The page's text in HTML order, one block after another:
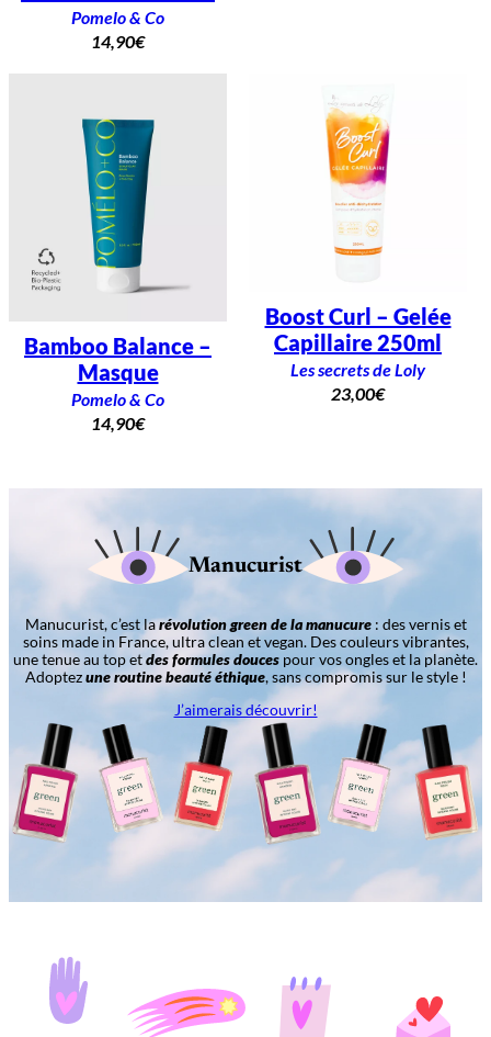
Pomelo & Co
14,90€
Bamboo Balance –
Masque
Pomelo & Co
14,90€
Boost Curl – Gelée
Capillaire 250ml
Les secrets de Loly
23,00€
Manucurist
Manucurist, c’est larévolution green de la manucure: des vernis et
soins made in France, ultra clean et vegan. Des couleurs vibrantes,
une tenue au top etdes formules douces pour vos ongles et la planète.
Adoptezune routine beauté éthique, sans compromis sur le style !
J’aimerais découvrir!